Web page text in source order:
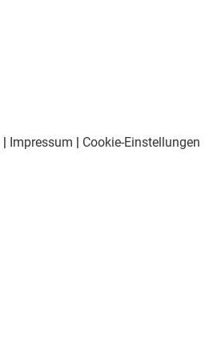
| Impressum | Cookie-Einstellungen